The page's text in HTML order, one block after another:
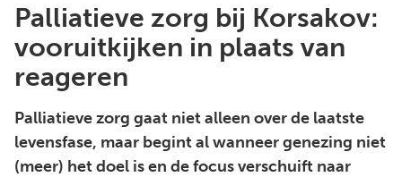
Palliatieve zorg bij Korsakov:
vooruitkijken in plaats van
reageren
Palliatieve zorg gaat niet alleen over de laatste
levensfase, maar begint al wanneer genezing niet
(meer) het doel is en de focus verschuift naar